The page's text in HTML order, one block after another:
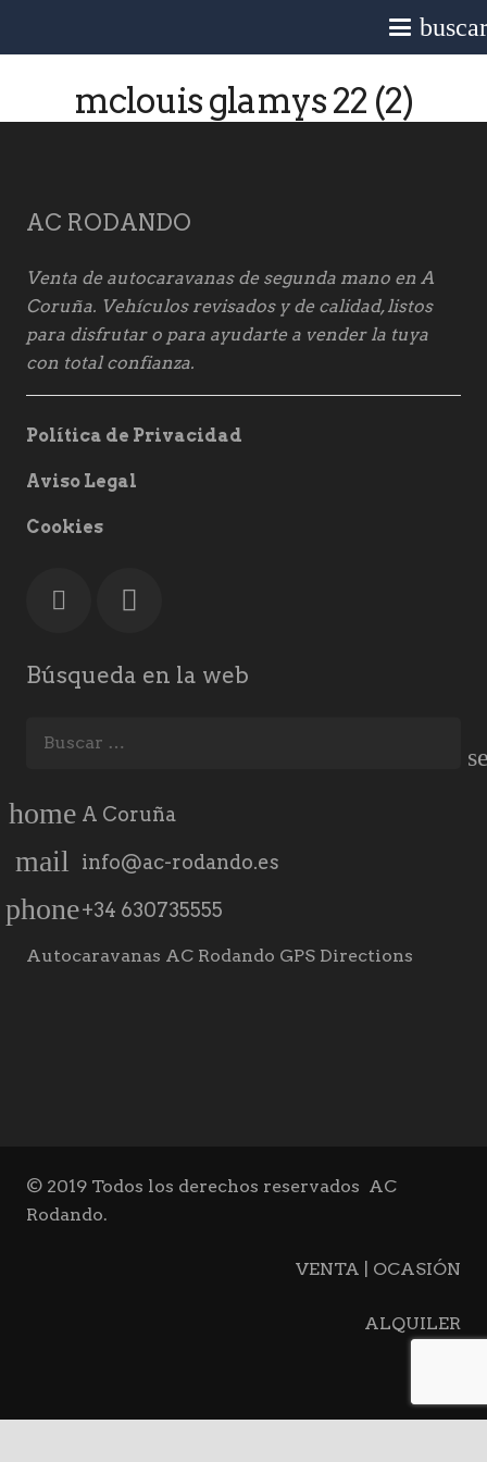
mclouis glamys 22 (2)
AC RODANDO
Venta de autocaravanas de segunda mano en A
Coruña. Vehículos revisados y de calidad, listos
para disfrutar o para ayudarte a vender la tuya
con total confianza.
Política de Privacidad
Aviso Legal
Cookies
Búsqueda en la web
home A Coruña
mail info@ac-rodando.es
phone+34 630735555
Autocaravanas AC Rodando GPS Directions
© 2019 Todos los derechos reservados AC
Rodando.
VENTA | OCASIÓN
ALQUILER